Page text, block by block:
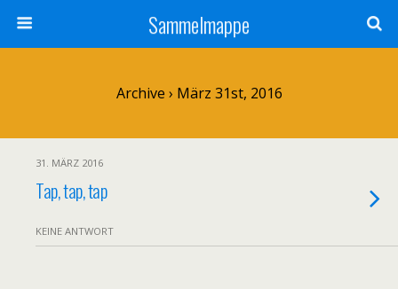
Sammelmappe
Archive › März 31st, 2016
31. MÄRZ 2016
Tap, tap, tap
KEINE ANTWORT